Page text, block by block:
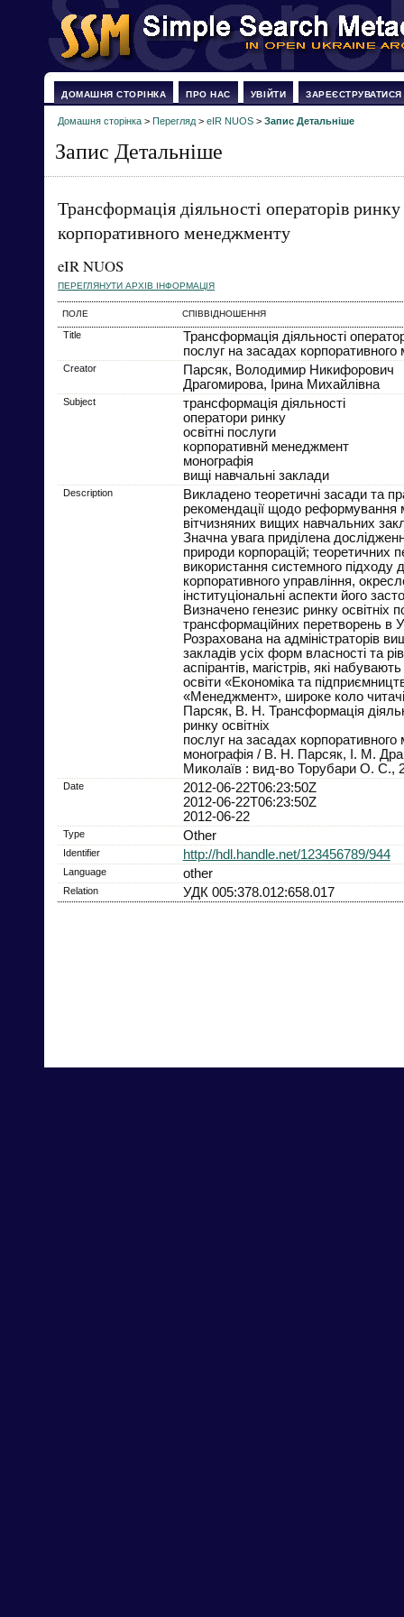
ДОМАШНЯ СТОРІНКА ПРО НАС УВІЙТИ ЗАРЕЄСТРУВАТИСЯ
Домашня сторінка > Перегляд > eIR NUOS > Запис Детальніше
Запис Детальніше
Трансформація діяльності операторів
корпоративного менеджменту
eIR NUOS
ПЕРЕГЛЯНУТИ АРХІВ ІНФОРМАЦІЯ
ПОЛЕ СПІВВІДНОШЕННЯ
Title
Трансформація діяльності
послуг на засадах
Creator
Парсяк, Володимир Никифорович
Драгомирова, Ірина Михайлівна
Subject
трансформація діяльності
оператори ринку
освітні послуги
корпоративнй менеджмент
монографія
вищі навчальні заклади
Description
Викладено теоретичні засади та
рекомендації щодо реформування
вітчизняних вищих навчальних
Значна увага приділена
природи корпорацій; теоретичних
використання системного підходу
корпоративного управління,
інституціональні аспекти його
Визначено генезис ринку освітніх
трансформаційних перетворень в
Розрахована на адміністраторів
закладів усіх форм власності та
аспірантів, магістрів, які
освіти «Економіка та
«Менеджмент», широке коло
Парсяк, В. Н. Трансформація
ринку освітніх
послуг на засадах
монографія / В. Н. Парсяк, І. М.
Миколаїв : вид-во Торубари О. С.,
Date
2012-06-22T06:23:50Z
2012-06-22T06:23:50Z
2012-06-22
Type Other
Identifier http://hdl.handle.net/123456789/944
Language other
Relation УДК 005:378.012:658.017